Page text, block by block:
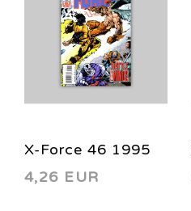
X-Force 46 1995
4,26 EUR